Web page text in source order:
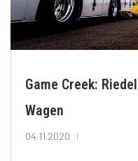
Game Creek:
Wagen
04.11.2020